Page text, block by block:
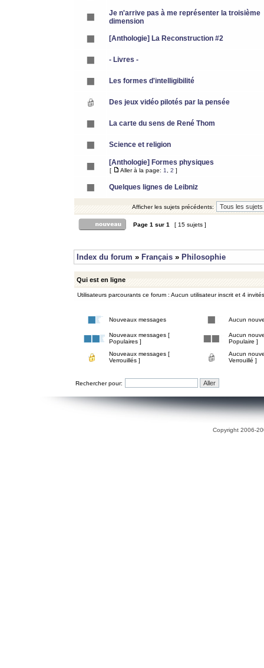
Je n'arrive pas à me représenter la troisième
dimension
[Anthologie] La Reconstruction #2
- Livres -
Les formes d'intelligibilité
Des jeux vidéo pilotés par la pensée
La carte du sens de René Thom
Science et religion
[Anthologie] Formes physiques
[ Aller à la page: 1 2 ]
Quelques lignes de Leibniz
Afficher les sujets précédents:
Page 1 sur 1 [ 15 sujets ]
Index du forum » Français » Philosophie
Qui est en ligne
Utilisateurs parcourants ce forum : Aucun utilisateur inscrit et 4 invités
Nouveaux messages Aucun
Nouveaux messages [
Populaires ]
Aucun
Populaire ]
Nouveaux messages [
Verrouillés ]
Aucun
Verrouillé ]
Rechercher pour:
Copyright 2006-